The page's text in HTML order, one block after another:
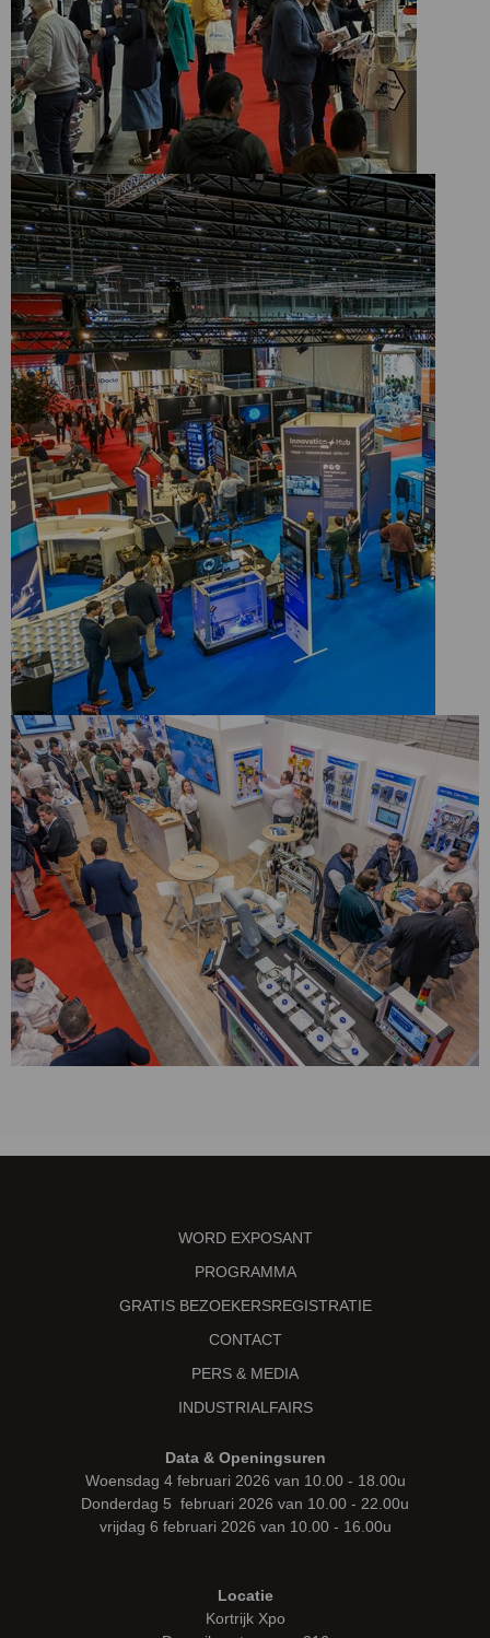
WORD EXPOSANT
PROGRAMMA
GRATIS BEZOEKERSREGISTRATIE
CONTACT
PERS & MEDIA
INDUSTRIALFAIRS
Data & Openingsuren
Woensdag 4 februari 2026 van 10.00 - 18.00u
Donderdag 5 februari 2026 van 10.00 - 22.00u
vrijdag 6 februari 2026 van 10.00 - 16.00u
Locatie
Kortrijk Xpo